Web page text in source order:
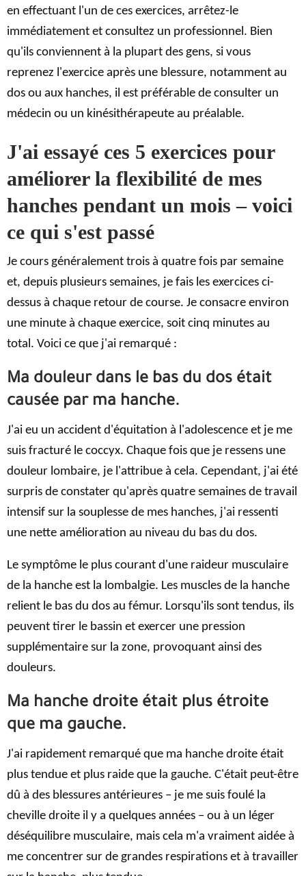
en effectuant l'un de ces exercices, arrêtez-le
immédiatement et consultez un professionnel. Bien
qu'ils conviennent à la plupart des gens, si vous
reprenez l'exercice après une blessure, notamment au
dos ou aux hanches, il est préférable de consulter un
médecin ou un kinésithérapeute au préalable.
J'ai essayé ces 5 exercices pour
améliorer la flexibilité de mes
hanches pendant un mois – voici
ce qui s'est passé
Je cours généralement trois à quatre fois par semaine
et, depuis plusieurs semaines, je fais les exercices ci-
dessus à chaque retour de course. Je consacre environ
une minute à chaque exercice, soit cinq minutes au
total. Voici ce que j'ai remarqué :
Ma douleur dans le bas du dos était
causée par ma hanche.
J'ai eu un accident d'équitation à l'adolescence et je me
suis fracturé le coccyx. Chaque fois que je ressens une
douleur lombaire, je l'attribue à cela. Cependant, j'ai été
surpris de constater qu'après quatre semaines de travail
intensif sur la souplesse de mes hanches, j'ai ressenti
une nette amélioration au niveau du bas du dos.
Le symptôme le plus courant d'une raideur musculaire
de la hanche est la lombalgie. Les muscles de la hanche
relient le bas du dos au fémur. Lorsqu'ils sont tendus, ils
peuvent tirer le bassin et exercer une pression
supplémentaire sur la zone, provoquant ainsi des
douleurs.
Ma hanche droite était plus étroite
que ma gauche.
J'ai rapidement remarqué que ma hanche droite était
plus tendue et plus raide que la gauche. C'était peut-être
dû à des blessures antérieures – je me suis foulé la
cheville droite il y a quelques années – ou à un léger
déséquilibre musculaire, mais cela m'a vraiment aidée à
me concentrer sur de grandes respirations et à travailler